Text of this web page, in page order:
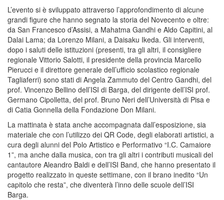
L’evento si è sviluppato attraverso l’approfondimento di alcune
grandi figure che hanno segnato la storia del Novecento e oltre:
da San Francesco d’Assisi, a Mahatma Gandhi e Aldo Capitini, al
Dalai Lama; da Lorenzo Milani, a Daisaku Ikeda. Gli interventi,
dopo i saluti delle istituzioni (presenti, tra gli altri, il consigliere
regionale Vittorio Salotti, il presidente della provincia Marcello
Pierucci e il direttore generale dell’ufficio scolastico regionale
Tagliaferri) sono stati di Angela Zammuto del Centro Gandhi, del
prof. Vincenzo Bellino dell’ISI di Barga, del dirigente dell’ISI prof.
Germano Cipolletta, del prof. Bruno Neri dell’Università di Pisa e
di Catia Gonnella della Fondazione Don Milani.
La mattinata è stata anche accompagnata dall’esposizione, sia
materiale che con l’utilizzo dei QR Code, degli elaborati artistici, a
cura degli alunni del Polo Artistico e Performativo “I.C. Camaiore
1”, ma anche dalla musica, con tra gli altri i contributi musicali del
cantautore Aleandro Baldi e dell’ISI Band, che hanno presentato il
progetto realizzato in queste settimane, con il brano inedito “Un
capitolo che resta”, che diventerà l’inno delle scuole dell’ISI
Barga.